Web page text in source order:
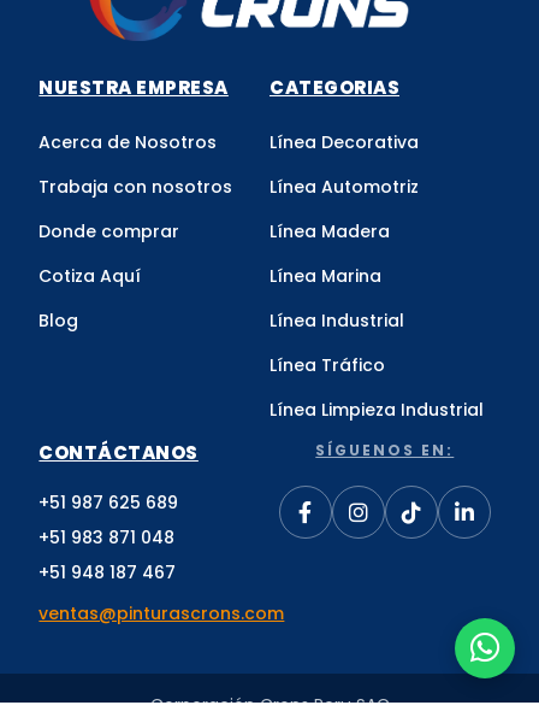
NUESTRA EMPRESA
Acerca de Nosotros
Trabaja con nosotros
Donde comprar
Cotiza Aquí
Blog
CATEGORIAS
Línea Decorativa
Línea Automotriz
Línea Madera
Línea Marina
Línea Industrial
Línea Tráfico
Línea Limpieza Industrial
CONTÁCTANOS
+51 987 625 689
+51 983 871 048
+51 948 187 467
ventas@pinturascrons.com
SÍGUENOS EN:
Corporación Crons Peru SAC